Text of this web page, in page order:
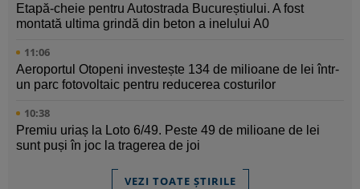
Etapă-cheie pentru Autostrada Bucureștiului. A fost
montată ultima grindă din beton a inelului A0
11:06
Aeroportul Otopeni investește 134 de milioane de lei într-
un parc fotovoltaic pentru reducerea costurilor
10:38
Premiu uriaș la Loto 6/49. Peste 49 de milioane de lei
sunt puși în joc la tragerea de joi
VEZI TOATE ȘTIRILE